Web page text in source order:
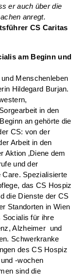
er auch über die
anregt.
CS Caritas
am Beginn und
Menschenleben
Hildegard Burjan.
in den
an gehörte die
CS: von der
Arbeit in den
Aktion ‚Diene dem
und der
Care. Spezialisierte
das CS Hospiz
die Dienste der CS
Standorten in Wien
Socialis für ihre
Alzheimer und
Schwerkranke
des CS Hospiz
-wochen
sind die